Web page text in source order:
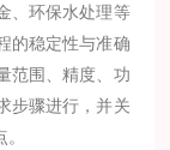
、环保水处理等
的稳定性与准确
范围、精度、功
步骤进行，并关